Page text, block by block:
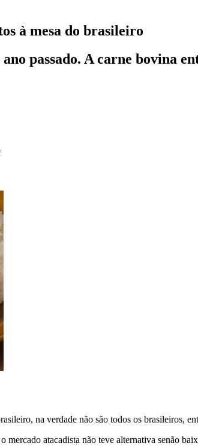
à mesa do brasileiro
passado. A carne bovina
na verdade não são todos os brasileiros,
atacadista não teve alternativa senão